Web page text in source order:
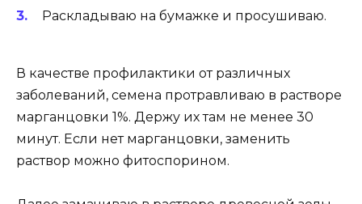
Раскладываю на бумажке и просушиваю.
В качестве профилактики от различных
заболеваний, семена протравливаю в растворе
марганцовки 1%. Держу их там не менее 30
минут. Если нет марганцовки, заменить
раствор можно фитоспорином.